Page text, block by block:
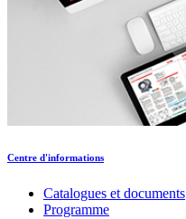
Centre d'informations
Catalogues et documents
Programme